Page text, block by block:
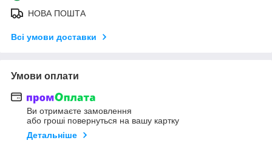
НОВА ПОШТА
Всі умови доставки
Умови оплати
Ви отримаєте замовлення
або гроші повернуться на вашу картку
Детальніше